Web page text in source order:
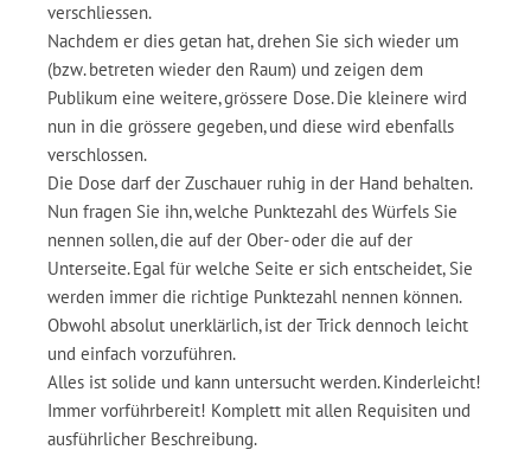
verschliessen.
Nachdem er dies getan hat, drehen Sie sich wieder um
(bzw. betreten wieder den Raum) und zeigen dem
Publikum eine weitere, grössere Dose. Die kleinere wird
nun in die grössere gegeben, und diese wird ebenfalls
verschlossen.
Die Dose darf der Zuschauer ruhig in der Hand behalten.
Nun fragen Sie ihn, welche Punktezahl des Würfels Sie
nennen sollen, die auf der Ober- oder die auf der
Unterseite. Egal für welche Seite er sich entscheidet, Sie
werden immer die richtige Punktezahl nennen können.
Obwohl absolut unerklärlich, ist der Trick dennoch leicht
und einfach vorzuführen.
Alles ist solide und kann untersucht werden. Kinderleicht!
Immer vorführbereit! Komplett mit allen Requisiten und
ausführlicher Beschreibung.